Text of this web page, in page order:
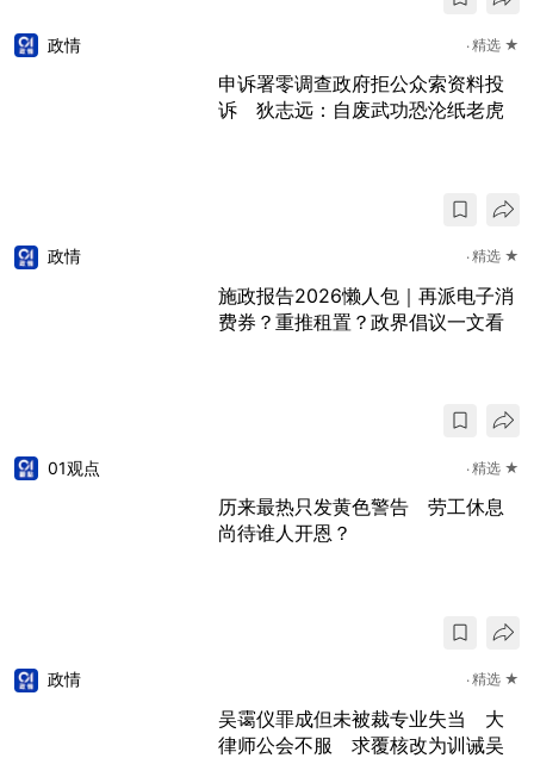
政情 精选 ★
申诉署零调查政府拒公众索资料投
诉 狄志远：自废武功恐沦纸老虎
政情 精选 ★
施政报告2026懒人包｜再派电子消
费券？重推租置？政界倡议一文看
01观点 精选 ★
历来最热只发黄色警告 劳工休息
尚待谁人开恩？
政情 精选 ★
吴霭仪罪成但未被裁专业失当 大
律师公会不服 求覆核改为训诫吴